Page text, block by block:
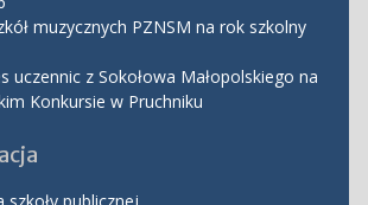
muzycznych PZNSM na rok szkolny
uczennic z Sokołowa Małopolskiego na
Konkursie w Pruchniku
szkoły publicznej